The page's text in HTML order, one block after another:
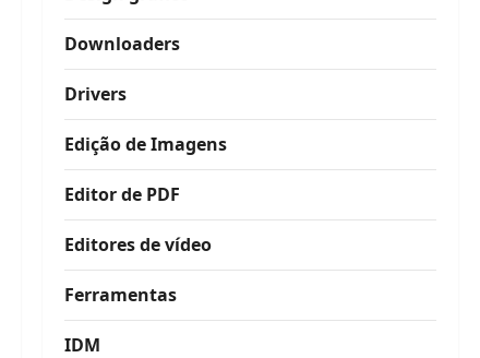
Downloaders
Drivers
Edição de Imagens
Editor de PDF
Editores de vídeo
Ferramentas
IDM